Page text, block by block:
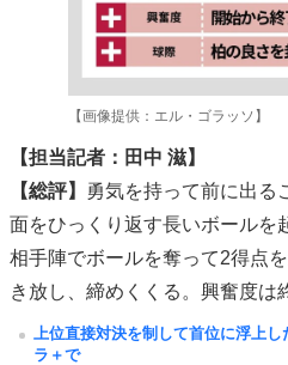
【画像提供：エル・ゴラッソ】
【担当記者：田中 滋】
【総評】
勇気を持って前に出る
面をひっくり返す長いボールを
相手陣でボールを奪って2得点
き放し、締めくくる。興奮度は
上位直接対決を制して首位に浮上
ラ＋で